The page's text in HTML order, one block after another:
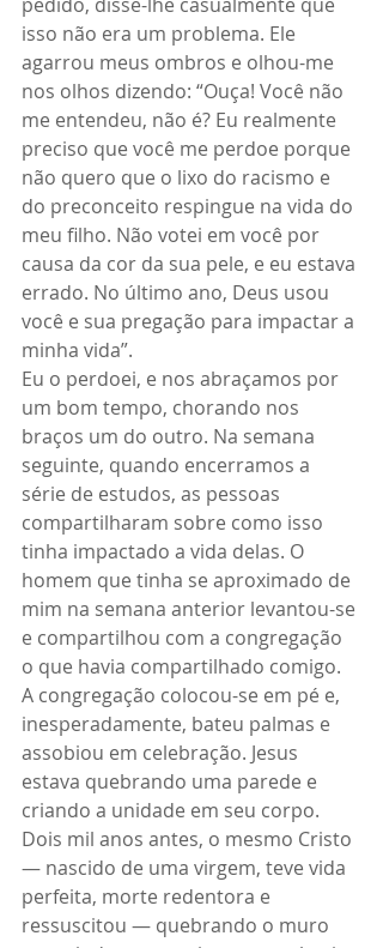
isso não era um problema. Ele
agarrou meus ombros e olhou-me
nos olhos dizendo: “Ouça! Você não
me entendeu, não é? Eu realmente
preciso que você me perdoe porque
não quero que o lixo do racismo e
do preconceito respingue na vida do
meu filho. Não votei em você por
causa da cor da sua pele, e eu estava
errado. No último ano, Deus usou
você e sua pregação para impactar a
minha vida”.
Eu o perdoei, e nos abraçamos por
um bom tempo, chorando nos
braços um do outro. Na semana
seguinte, quando encerramos a
série de estudos, as pessoas
compartilharam sobre como isso
tinha impactado a vida delas. O
homem que tinha se aproximado de
mim na semana anterior levantou-se
e compartilhou com a congregação
o que havia compartilhado comigo.
A congregação colocou-se em pé e,
inesperadamente, bateu palmas e
assobiou em celebração. Jesus
estava quebrando uma parede e
criando a unidade em seu corpo.
Dois mil anos antes, o mesmo Cristo
— nascido de uma virgem, teve vida
perfeita, morte redentora e
ressuscitou — quebrando o muro